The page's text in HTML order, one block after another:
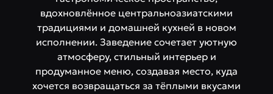
вдохновлённое центральноазиатскими
традициями и домашней кухней в новом
исполнении. Заведение сочетает уютную
атмосферу, стильный интерьер и
продуманное меню, создавая место, куда
хочется возвращаться за тёплыми вкусами